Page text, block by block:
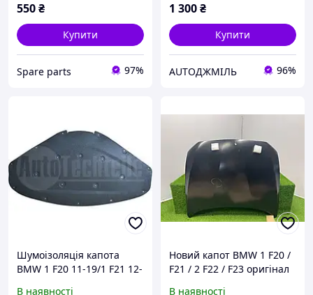
550₴
Купити
Spare parts 97%
1 300₴
Купити
AUTOДЖМІЛЬ 96%
Шумоізоляція капота
BMW 1 F20 11-19/1 F21 12-
В наявності
Новий капот BMW 1 F20 /
F21 / 2 F22 / F23 оригінал
В наявності